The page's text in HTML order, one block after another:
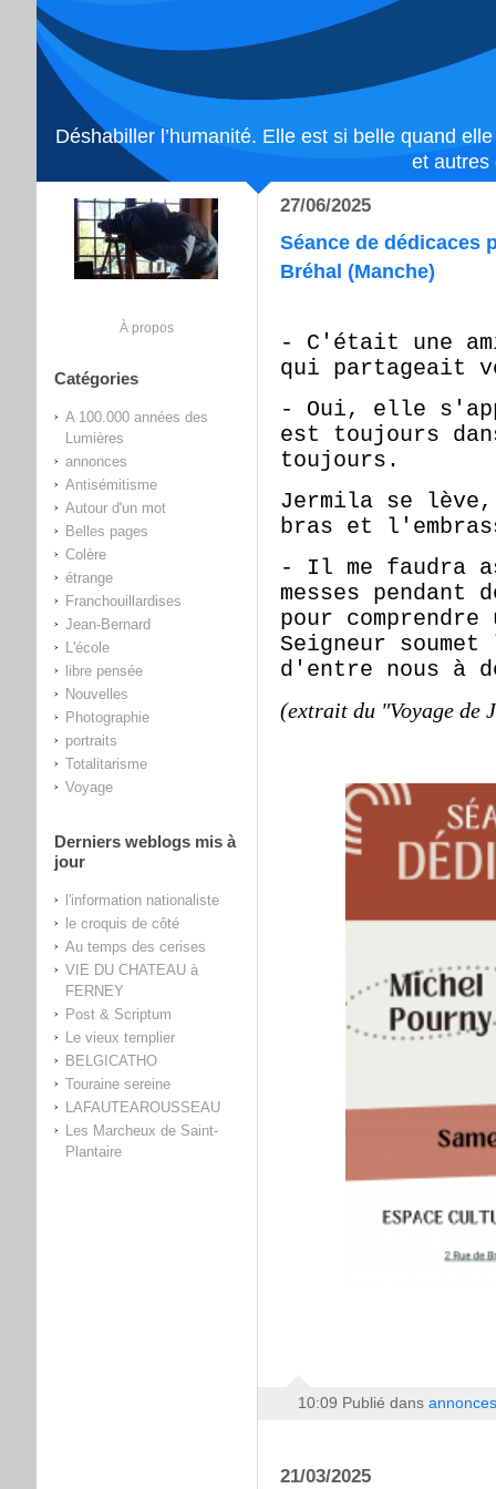
Déshabiller l’humanité. Elle est si belle quand
et autres
À propos
Catégories
A 100.000 années des
Lumières
annonces
Antisémitisme
Autour d'un mot
Belles pages
Colère
étrange
Franchouillardises
Jean-Bernard
L'école
libre pensée
Nouvelles
Photographie
portraits
Totalitarisme
Voyage
Derniers weblogs mis à
jour
l'information nationaliste
le croquis de côté
Au temps des cerises
VIE DU CHATEAU à
FERNEY
Post & Scriptum
Le vieux templier
BELGICATHO
Touraine sereine
LAFAUTEAROUSSEAU
Les Marcheux de Saint-
Plantaire
27/06/2025
Séance de dédicaces
Bréhal (Manche)
- C'était une
qui partageait
- Oui, elle
est toujours
toujours.
Jermila se lève,
bras et
- Il me faudra
messes
pour
Seigneur
d'entre nous à
(extrait du "Voyage de
10:09 Publié dans annonces
21/03/2025